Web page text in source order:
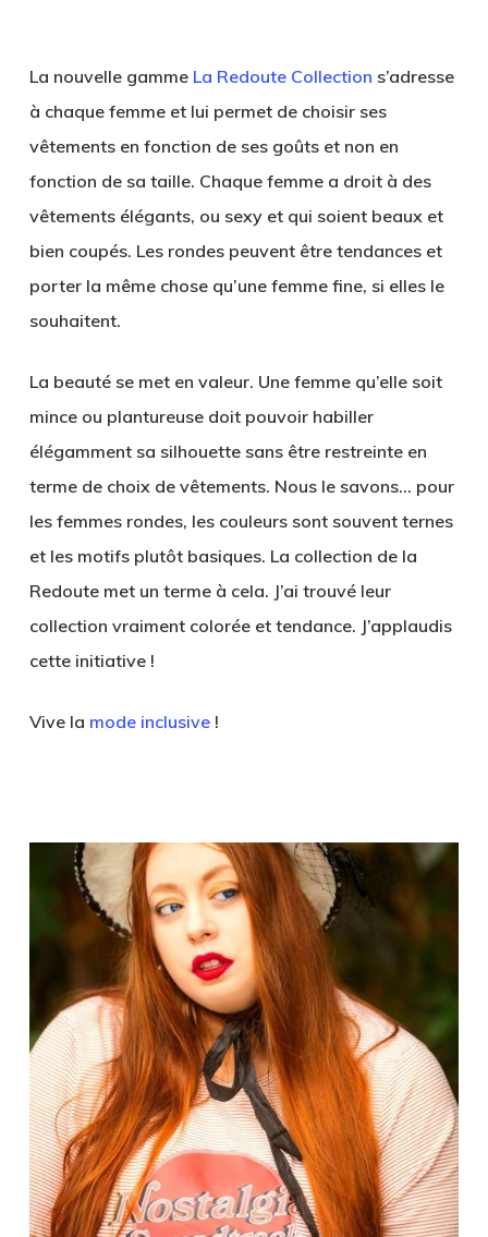
La nouvelle gamme La Redoute Collection s’adresse
à chaque femme et lui permet de choisir ses
vêtements en fonction de ses goûts et non en
fonction de sa taille. Chaque femme a droit à des
vêtements élégants, ou sexy et qui soient beaux et
bien coupés. Les rondes peuvent être tendances et
porter la même chose qu’une femme fine, si elles le
souhaitent.
La beauté se met en valeur. Une femme qu’elle soit
mince ou plantureuse doit pouvoir habiller
élégamment sa silhouette sans être restreinte en
terme de choix de vêtements. Nous le savons… pour
les femmes rondes, les couleurs sont souvent ternes
et les motifs plutôt basiques. La collection de la
Redoute met un terme à cela. J’ai trouvé leur
collection vraiment colorée et tendance. J’applaudis
cette initiative !
Vive la mode inclusive!